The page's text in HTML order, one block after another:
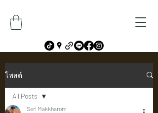
โพสต์
All Posts
Seri Makkharom